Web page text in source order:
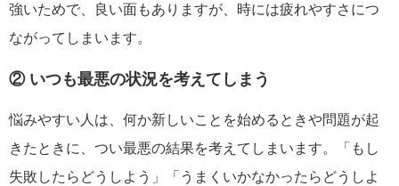
強いためで、良い面もありますが、時には疲れやすさにつ
ながってしまいます。
② いつも最悪の状況を考えてしまう
悩みやすい人は、何か新しいことを始めるときや問題が起
きたときに、つい最悪の結果を考えてしまいます。「もし
失敗したらどうしよう」「うまくいかなかったらどうしよ